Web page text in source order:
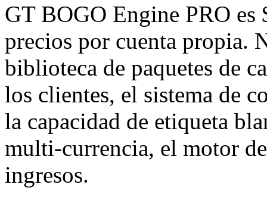
GT BOGO Engine PRO es
precios por cuenta propia.
biblioteca de paquetes de
los clientes, el sistema de
la capacidad de etiqueta
multi-currencia, el motor
ingresos.